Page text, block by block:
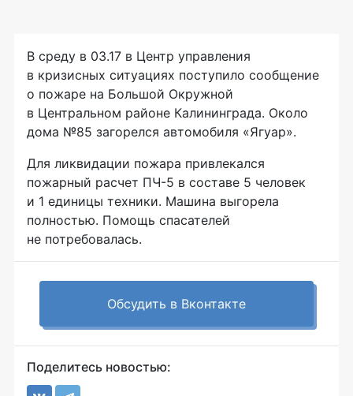
В среду в 03.17 в Центр управления
в кризисных ситуациях поступило сообщение
о пожаре на Большой Окружной
в Центральном районе Калининграда. Около
дома №85 загорелся автомобиля «Ягуар».
Для ликвидации пожара привлекался
пожарный расчет ПЧ-5 в составе 5 человек
и 1 единицы техники. Машина выгорела
полностью. Помощь спасателей
не потребовалась.
Обсудить в Вконтакте
Поделитесь новостью: